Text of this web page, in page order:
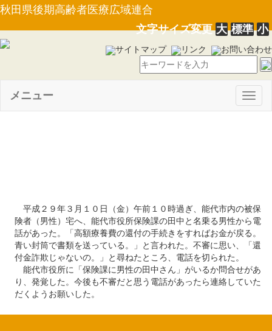
秋田県後期高齢者医療広域連合
文字サイズ変更大 標準 小
サイトマップ リンク お問い合わせ
メニュー
平成２９年３月１０日（金）午前１０時過ぎ、能代市内の被保
険者（男性）宅へ、能代市役所保険課の田中と名乗る男性から電
話があった。「高額療養費の還付の手続きをすればお金が戻る。
青い封筒で書類を送っている。」と言われた。不審に思い、「還
付金詐欺じゃないの。」と尋ねたところ、電話を切られた。
能代市役所に「保険課に男性の田中さん」がいるか問合せがあ
り、発覚した。今後も不審だと思う電話があったら連絡していた
だくようお願いした。